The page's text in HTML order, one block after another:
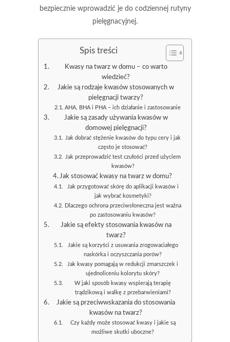
bezpiecznie wprowadzić je do codziennej rutyny
pielęgnacyjnej.
Spis treści
Kwasy na twarz w domu – co warto
wiedzieć?
Jakie są rodzaje kwasów stosowanych w
pielęgnacji twarzy?
AHA, BHA i PHA – ich działanie i zastosowanie
Jakie są zasady używania kwasów w
domowej pielęgnacji?
Jak dobrać stężenie kwasów do typu cery i jak
często je stosować?
Jak przeprowadzić test czułości przed użyciem
kwasów?
Jak stosować kwasy na twarz w domu?
Jak przygotować skórę do aplikacji kwasów i
jak wybrać kosmetyki?
Dlaczego ochrona przeciwsłoneczna jest ważna
po zastosowaniu kwasów?
Jakie są efekty stosowania kwasów na
twarz?
Jakie są korzyści z usuwania zrogowaciałego
naskórka i oczyszczania porów?
Jak kwasy pomagają w redukcji zmarszczek i
ujednoliceniu kolorytu skóry?
W jaki sposób kwasy wspierają terapię
trądzikową i walkę z przebarwieniami?
Jakie są przeciwwskazania do stosowania
kwasów na twarz?
Czy każdy może stosować kwasy i jakie są
możliwe skutki uboczne?